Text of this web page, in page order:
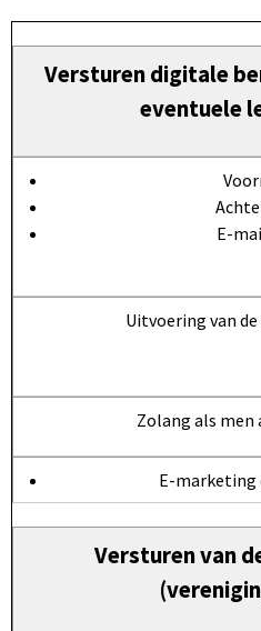
Versturen digitale
eventuele
E-
Uitvoering van
Zolang als men
E-marketing
Versturen van